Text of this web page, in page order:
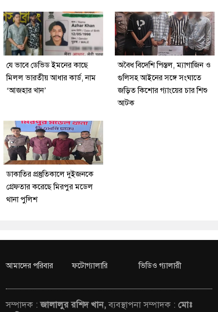
যে ভাবে ডেভিড ইমনের কাছে
মিলল ভারতীয় আধার কার্ড, নাম
‘আজহার খান’
অবৈধ বিদেশি পিস্তল, ম্যাগাজিন ও
গুলিসহ আইনের সঙ্গে সংঘাতে
জড়িত কিশোর গ্যাংয়ের চার শিশু
আটক
ডাকাতির প্রস্তুতিকালে দুইজনকে
গ্রেফতার করেছে মিরপুর মডেল
থানা পুলিশ
আমাদের পরিবার ফটোগ্যালারি ভিডিও গ্যালারী
সম্পাদক :জালালুর রশিদ খান,ব্যবস্থাপনা সম্পাদক : মোঃ